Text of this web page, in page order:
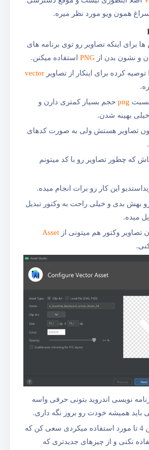
سراغ همون ویو مورد نظر میره.
ها برای اینکه تصاویر رو توی برنامه های
و نشون بدن از PNG استفاده میکنن.
کرده برای اینکار از تصاویر vector
نسبت png حجم بسیار کمتری دارن و
خیلی بهینه شدن.
تصاویر هستش ولی به صورت کدهای
که چطور تصاویر رو با کد میتونم
این کار رو برات انجام میده.
بهش بدی و خیلی راحت به وکتور تبدیل
میده.
وکتور هم میتونی از Asset
نویسی اندروید بتونی حرفی واسه
باید همیشه خودت رو بروز نگه داری.
اگه تا امروز از این 4 تا مورد استفاده میکردی سعی کن که
نکنی و از چیزهای جدیدتری که